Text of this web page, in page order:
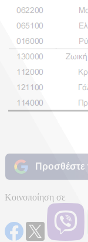
Κοινοποίηση σε